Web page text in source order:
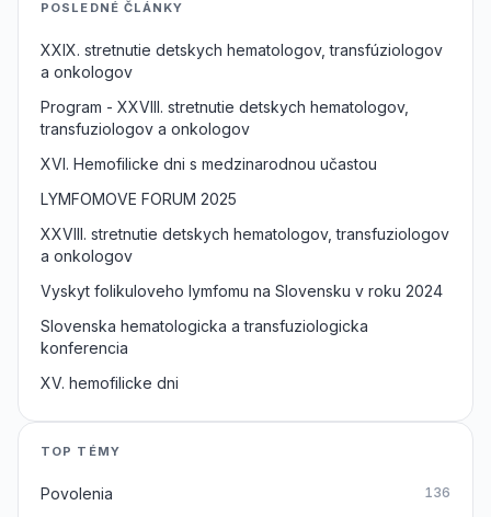
POSLEDNÉ ČLÁNKY
XXIX. stretnutie detskych hematologov, transfúziologov
a onkologov
Program - XXVIII. stretnutie detskych hematologov,
transfuziologov a onkologov
XVI. Hemofilicke dni s medzinarodnou učastou
LYMFOMOVE FORUM 2025
XXVIII. stretnutie detskych hematologov, transfuziologov
a onkologov
Vyskyt folikuloveho lymfomu na Slovensku v roku 2024
Slovenska hematologicka a transfuziologicka
konferencia
XV. hemofilicke dni
TOP TÉMY
Povolenia 136